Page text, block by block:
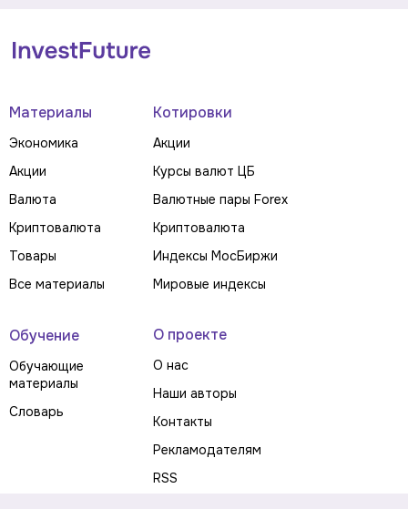
Материалы
Экономика
Акции
Валюта
Криптовалюта
Товары
Все материалы
Котировки
Акции
Курсы валют ЦБ
Валютные пары Forex
Криптовалюта
Индексы МосБиржи
Мировые индексы
Обучение
Обучающие
материалы
Словарь
О проекте
О нас
Наши авторы
Контакты
Рекламодателям
RSS